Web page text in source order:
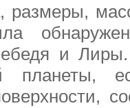
размеры,
и
планеты,